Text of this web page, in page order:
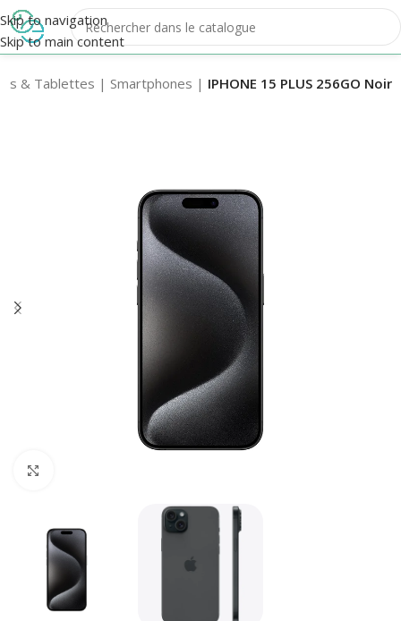
Skip to navigation
Skip to main content
& Tablettes | Smartphones | IPHONE 15 PLUS 256GO Noir